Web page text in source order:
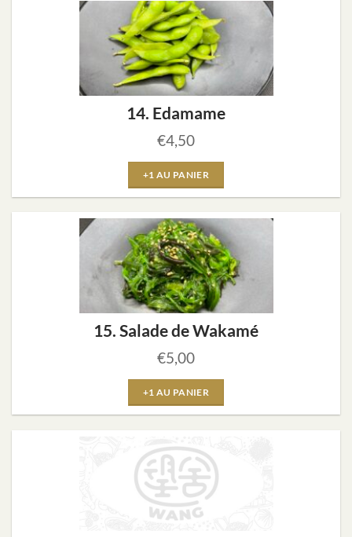
14. Edamame
€4,50
+1 AU PANIER
15. Salade de Wakamé
€5,00
+1 AU PANIER